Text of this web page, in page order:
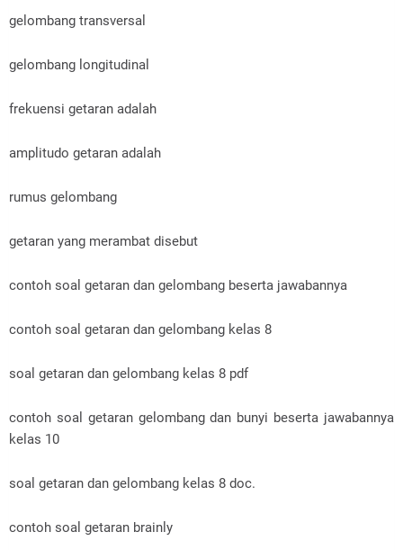
gelombang transversal
gelombang longitudinal
frekuensi getaran adalah
amplitudo getaran adalah
rumus gelombang
getaran yang merambat disebut
contoh soal getaran dan gelombang beserta jawabannya
contoh soal getaran dan gelombang kelas 8
soal getaran dan gelombang kelas 8 pdf
contoh soal getaran gelombang dan bunyi beserta jawabannya
kelas 10
soal getaran dan gelombang kelas 8 doc.
contoh soal getaran brainly